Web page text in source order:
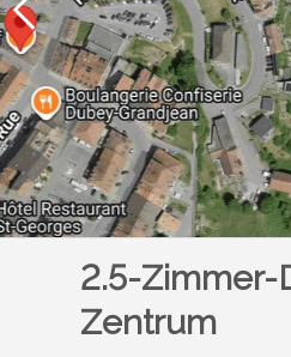
2.5-Zimmer-
Zentrum